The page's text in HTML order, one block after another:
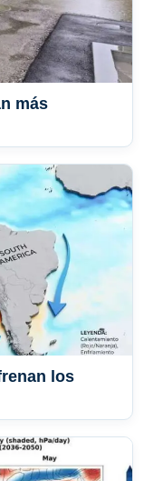
más
los